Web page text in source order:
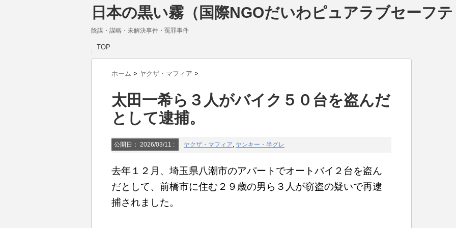
日本の黒い霧（国際NGOだいわピュアラブセーフテ
陰謀・謀略・未解決事件・冤罪事件
TOP
ホーム > ヤクザ・マフィア >
太田一希ら３人がバイク５０台を盗んだ
として逮捕。
公開日： 2026/03/11 : ヤクザ・マフィア, ヤンキー・半グレ
去年１２月、埼玉県八潮市のアパートでオートバイ２台を盗ん
だとして、前橋市に住む２９歳の男ら３人が窃盗の疑いで再逮
捕されました。